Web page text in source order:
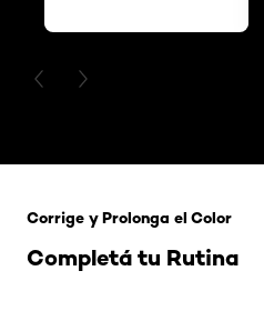
PREVIOUS CARD
NEXT CARD
Completá tu Rutina
Corrige y Prolonga el Color